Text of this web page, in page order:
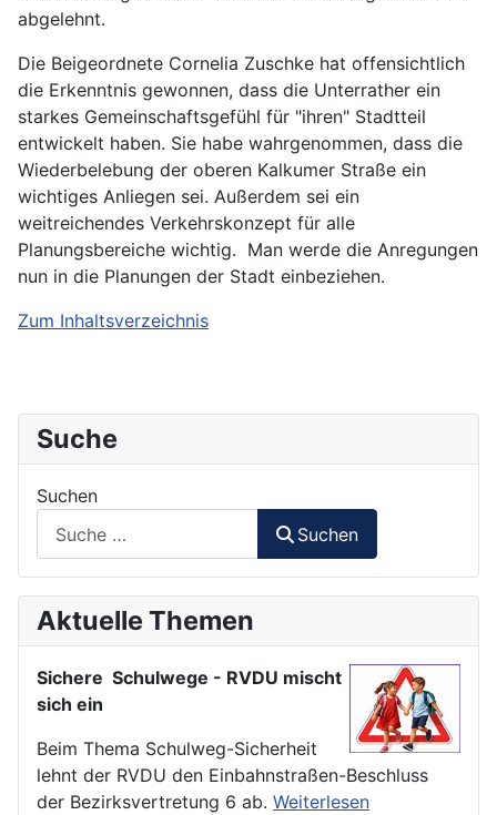
abgelehnt.
Die Beigeordnete Cornelia Zuschke hat offensichtlich
die Erkenntnis gewonnen, dass die Unterrather ein
starkes Gemeinschaftsgefühl für "ihren" Stadtteil
entwickelt haben. Sie habe wahrgenommen, dass die
Wiederbelebung der oberen Kalkumer Straße ein
wichtiges Anliegen sei. Außerdem sei ein
weitreichendes Verkehrskonzept für alle
Planungsbereiche wichtig. Man werde die Anregungen
nun in die Planungen der Stadt einbeziehen.
Zum Inhaltsverzeichnis
Suche
Suchen
Suchen
Aktuelle Themen
Sichere Schulwege - RVDU mischt
sich ein
Beim Thema Schulweg-Sicherheit
lehnt der RVDU den Einbahnstraßen-Beschluss
der Bezirksvertretung 6 ab. Weiterlesen